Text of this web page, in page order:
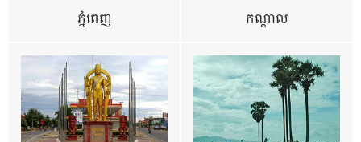
ភ្នំពេញ កណ្តាល